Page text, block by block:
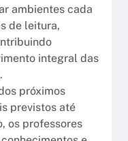
ambientes cada
de leitura,
integral das
próximos
previstos até
os professores